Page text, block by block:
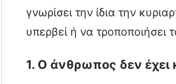
γνωρίσει την ίδια την
υπερβεί ή να
1. Ο άνθρωπος δεν έχει